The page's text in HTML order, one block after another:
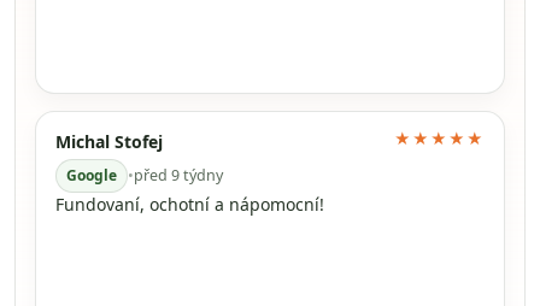
Michal Stofej
Google •před 9 týdny
★★★★★
Fundovaní, ochotní a nápomocní!